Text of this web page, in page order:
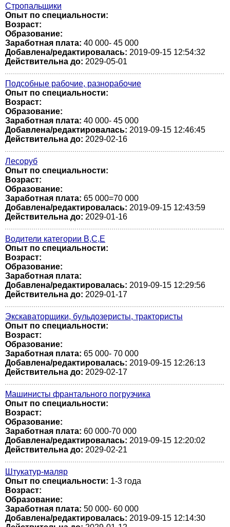
Стропальщики
Опыт по специальности:
Возраст:
Образование:
Заработная плата: 40 000- 45 000
Добавлена/редактировалась: 2019-09-15 12:54:32
Действительна до: 2029-05-01
Подсобные рабочие, разнорабочие
Опыт по специальности:
Возраст:
Образование:
Заработная плата: 40 000- 45 000
Добавлена/редактировалась: 2019-09-15 12:46:45
Действительна до: 2029-02-16
Лесоруб
Опыт по специальности:
Возраст:
Образование:
Заработная плата: 65 000=70 000
Добавлена/редактировалась: 2019-09-15 12:43:59
Действительна до: 2029-01-16
Водители категории В,С,Е
Опыт по специальности:
Возраст:
Образование:
Заработная плата:
Добавлена/редактировалась: 2019-09-15 12:29:56
Действительна до: 2029-01-17
Экскаваторщики, бульдозеристы, трактористы
Опыт по специальности:
Возраст:
Образование:
Заработная плата: 65 000- 70 000
Добавлена/редактировалась: 2019-09-15 12:26:13
Действительна до: 2029-02-17
Машинисты франтального погрузчика
Опыт по специальности:
Возраст:
Образование:
Заработная плата: 60 000-70 000
Добавлена/редактировалась: 2019-09-15 12:20:02
Действительна до: 2029-02-21
Штукатур-маляр
Опыт по специальности: 1-3 года
Возраст:
Образование:
Заработная плата: 50 000- 60 000
Добавлена/редактировалась: 2019-09-15 12:14:30